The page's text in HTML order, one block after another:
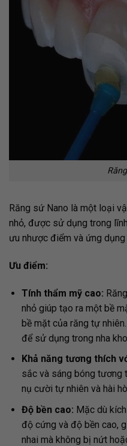
Răng sứ Nano là một loại
nhỏ, được sử dụng trong
ưu nhược điểm và ứng
Ưu điểm:
Tính thẩm mỹ cao:
nhỏ giúp tạo ra một bề
bề mặt của răng tự
để sử dụng trong nha
Khả năng tương thích
sắc và sáng bóng tương
nụ cười tự nhiên và hài
Độ bền cao: Mặc dù
độ cứng và độ bền cao,
nhai mà không bị nứt